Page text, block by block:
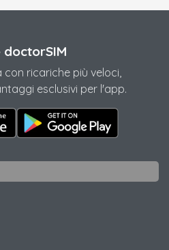
con ricariche più veloci,
esclusivi per l'app.